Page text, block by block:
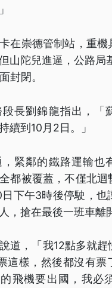
在崇德管制站，重機
山陀兒進逼，公路局
封閉。
長劉錦龍指出，「
續到10月2日。」
緊鄰的鐵路運輸也
都被覆蓋，不僅北迴
下午3時後停駛，也
，搶在最後一班車離
道，「我12點多就趕
這樣，然後都沒有票
飛機要出國，我必